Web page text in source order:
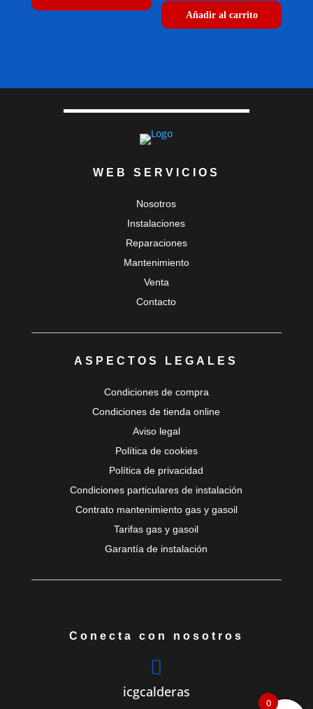
Añadir al carrito
WEB SERVICIOS
Nosotros
Instalaciones
Reparaciones
Mantenimiento
Venta
Contacto
ASPECTOS LEGALES
Condiciones de compra
Condiciones de tienda online
Aviso legal
Política de cookies
Política de privacidad
Condiciones particulares de instalación
Contrato mantenimiento gas y gasoil
Tarifas gas y gasoil
Garantía de instalación
Conecta con nosotros

icgcalderas
0